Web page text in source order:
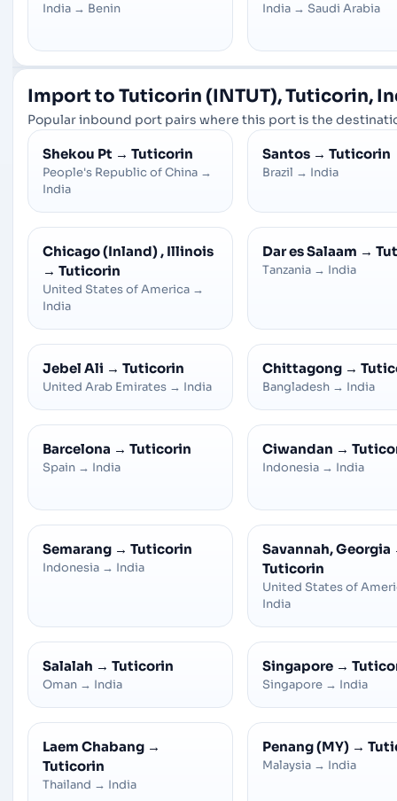
India → Benin India → Saudi Arabia
Import to Tuticorin (INTUT), Tuticorin,
Popular inbound port pairs where this port is the
Shekou Pt → Tuticorin
People's Republic of China →
India
Santos → Tuticorin
Brazil → India
Chicago (Inland) , Illinois
→ Tuticorin
United States of America →
India
Dar es Salaam →
Tanzania → India
Jebel Ali → Tuticorin
United Arab Emirates → India
Chittagong →
Bangladesh → India
Barcelona → Tuticorin
Spain → India
Ciwandan →
Indonesia → India
Semarang → Tuticorin
Indonesia → India
Savannah, Georgia
Tuticorin
United States of
India
Salalah → Tuticorin
Oman → India
Singapore →
Singapore → India
Laem Chabang →
Tuticorin
Thailand → India
Penang (MY) →
Malaysia → India